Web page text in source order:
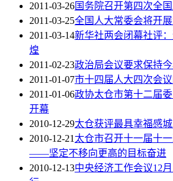
2011-03-26国务院召开第四次全
2011-03-25全国人大常委会将开
2011-03-14新华社两会闭幕社评
煌
2011-02-23政治局会议要求保持
2011-01-07市十四届人大四次会
2011-01-06政协太仓市第十二届
开幕
2010-12-29太仓获评最具幸福感
2010-12-21太仓市召开十一届十
——坚定不移向更高的目标奋进
2010-12-13中央经济工作会议12